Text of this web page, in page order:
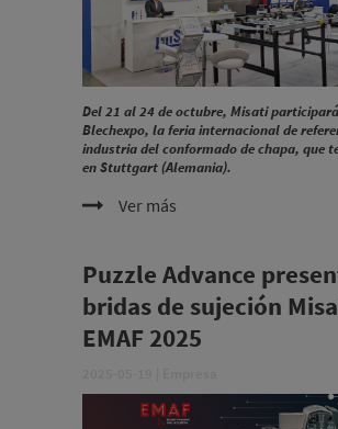
Del 21 al 24 de octubre, Misati
Blechexpo, la feria internacional de
industria del conformado de chapa, que
en Stuttgart (Alemania).
Ver más
Puzzle Advance
bridas de sujeción
EMAF 2025